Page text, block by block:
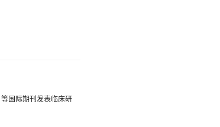
等国际期刊发表临床研